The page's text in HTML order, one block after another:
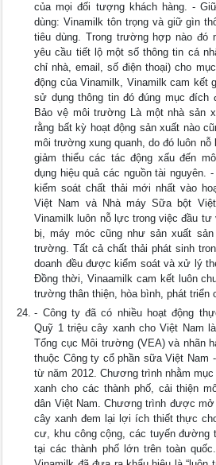
của mọi đối tượng khách hàng. -
dùng: Vinamilk tôn trọng và giữ gìn
tiêu dùng. Trong trường hợp nào đó
yêu cầu tiết lộ một số thông tin cá
chỉ nhà, email, số điện thoại) cho
động của Vinamilk, Vinamilk cam kết
sử dụng thông tin đó đúng mục đích
Bảo vệ môi trường Là một nhà sản
rằng bất kỳ hoạt động sản xuất nào
môi trường xung quanh, do đó luôn
giảm thiểu các tác động xấu đến
dụng hiệu quả các nguồn tài nguyên.
kiểm soát chất thải mới nhất vào
Việt Nam và Nhà máy Sữa bột
Vinamilk luôn nỗ lực trong việc đầu
bị, máy móc cũng như sản xuất
trường. Tất cả chất thải phát sinh
doanh đều được kiểm soát và xử lý
Đồng thời, Vinaamilk cam kết luôn
trường thân thiện, hòa bình, phát triển
- Công ty đã có nhiều hoạt động
Quỹ 1 triệu cây xanh cho Việt Nam
Tổng cục Môi trường (VEA) và nhãn
thuộc Công ty cổ phần sữa Việt Nam
từ năm 2012. Chương trình nhằm
xanh cho các thành phố, cải thiện
dân Việt Nam. Chương trình được
cây xanh đem lại lợi ích thiết thực
cư, khu công cộng, các tuyến đường
tại các thành phố lớn trên toàn